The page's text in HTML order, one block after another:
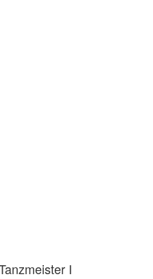
I